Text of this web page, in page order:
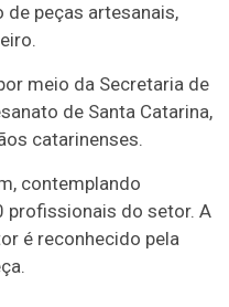
peças artesanais,
meio da Secretaria de
de Santa Catarina,
catarinenses.
contemplando
profissionais do setor. A
é reconhecido pela